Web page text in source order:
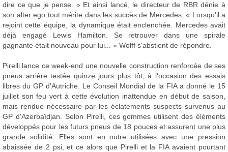
dire ce que je pense. » Et ainsi lancé, le directeur de RBR dénie à
son alter ego tout mérite dans les succès de Mercedes: « Lorsqu'il a
rejoint cette équipe, la dynamique était enclenchée. Mercedes avait
déjà engagé Lewis Hamilton. Se retrouver dans une spirale
gagnante était nouveau pour lui... » Wolff s'abstient de répondre.
Pirelli lance ce week-end une nouvelle construction renforcée de ses
pneus arrière testée quinze jours plus tôt, à l'occasion des essais
libres du GP d'Autriche. Le Conseil Mondial de la FIA a donné le 15
juillet son feu vert à cette évolution inattendue en début de saison,
mais rendue nécessaire par les éclatements suspects survenus au
GP d'Azerbaïdjan. Selon Pirelli, ces gommes utilisent des éléments
développés pour les futurs pneus de 18 pouces et assurent une plus
grande solidité. Elles sont en outre utilisées avec une pression
abaissée de 2 psi, et ce alors que Pirelli et la FIA avaient pourtant